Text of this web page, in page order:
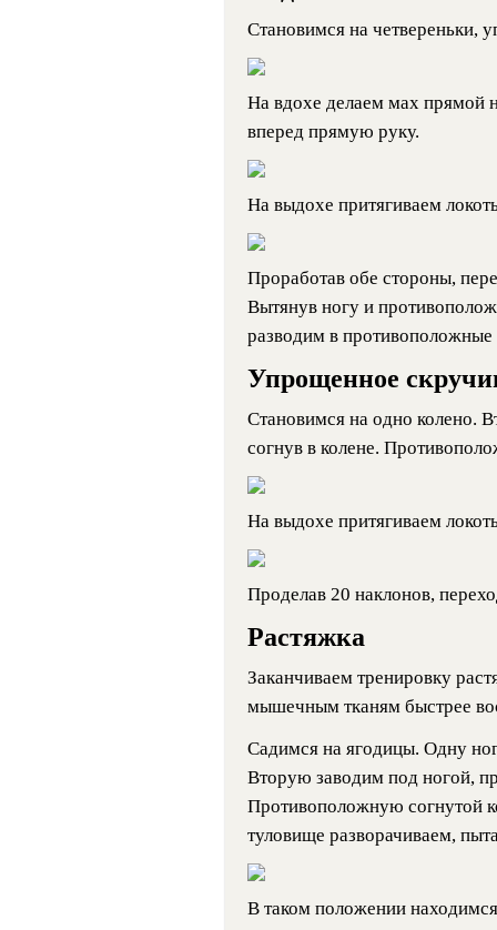
Становимся на четвереньки,
На вдохе делаем мах прямой
вперед прямую руку.
На выдохе притягиваем
Проработав обе стороны,
Вытянув ногу и
разводим в противоположные
Упрощенное
Становимся на одно колено.
согнув в колене.
На выдохе притягиваем
Проделав 20 наклонов,
Растяжка
Заканчиваем тренировку
мышечным тканям быстрее
Садимся на ягодицы. Одну
Вторую заводим под ногой,
Противоположную согнутой
туловище разворачиваем,
В таком положении